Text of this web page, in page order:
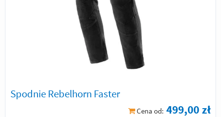
Spodnie Rebelhorn Faster
Cena od: 499,00 zł